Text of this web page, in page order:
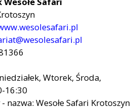
Wtorek, Środa,
16:30
nazwa: Wesołe Safari Krotoszyn